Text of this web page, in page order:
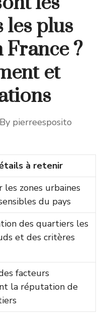
les plus
France ?
et
By pierreesposito
à retenir
les zones urbaines
du pays
des quartiers les
et des critères
facteurs
la réputation de